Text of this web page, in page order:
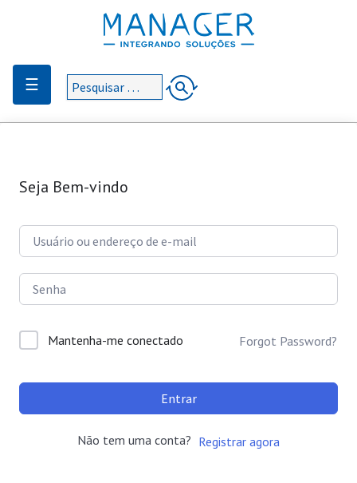
☰
Seja Bem-vindo
Mantenha-me conectado Forgot Password?
Entrar
Não tem uma conta? Registrar agora